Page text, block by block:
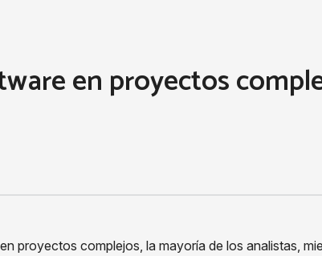
en proyectos
proyectos complejos, la mayoría de los analistas,